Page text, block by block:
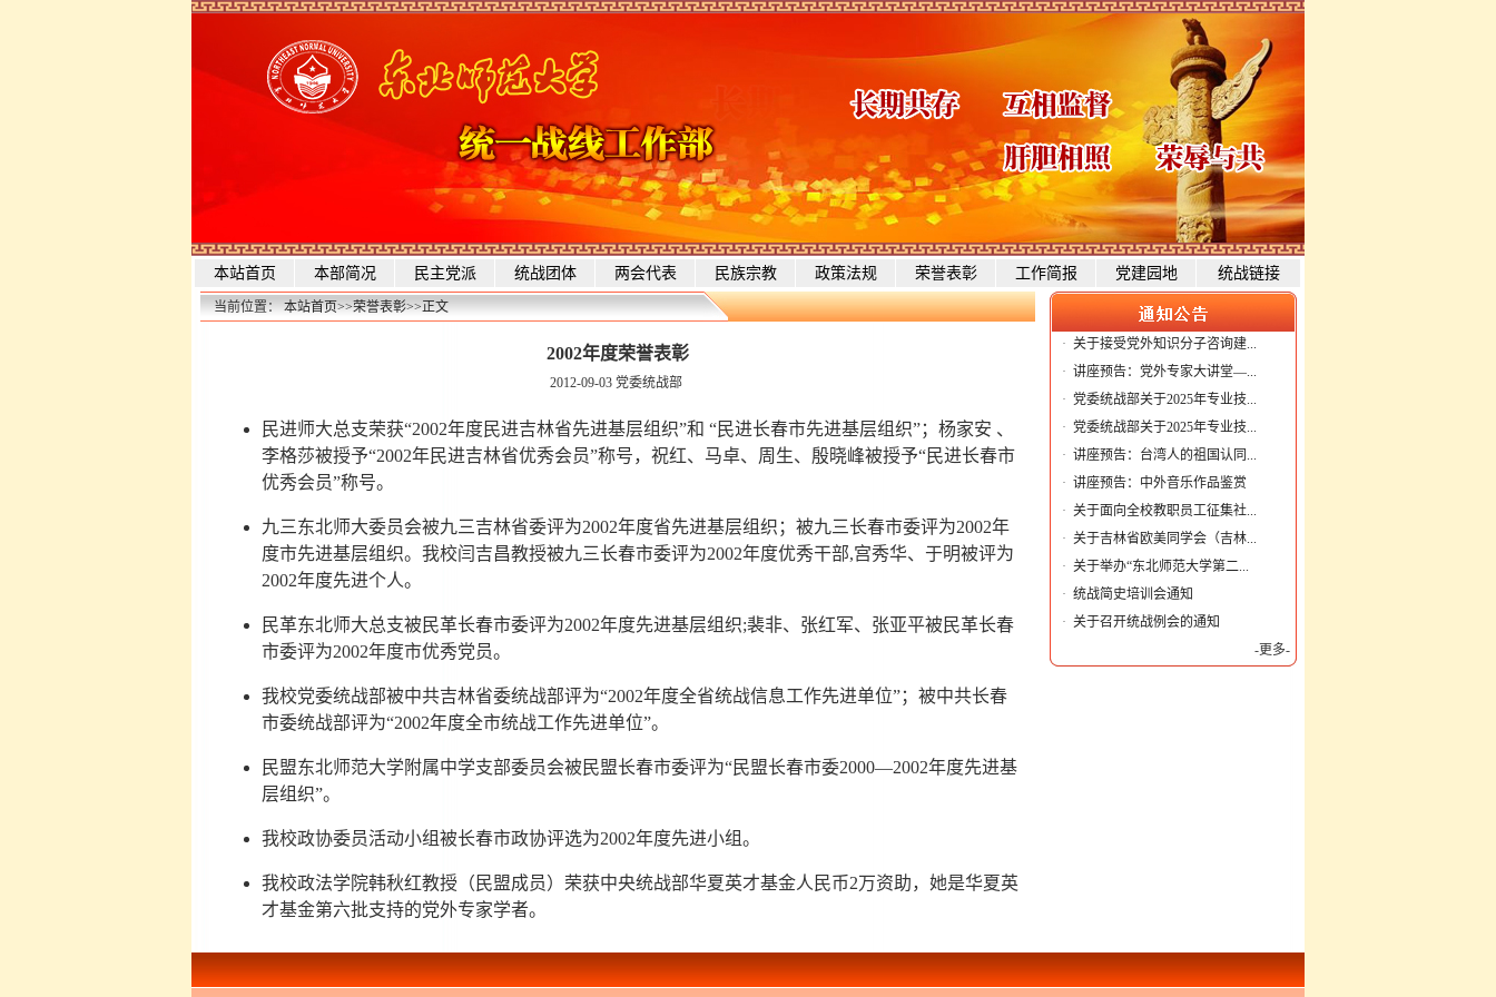
本站首页 本部简况 民主党派 统战团体 两会代表 民族宗教 政策法规 荣誉表彰 工作简报 党建园地 统战链接
当前位置：本站首页>>荣誉表彰>>正文
2002年度荣誉表彰
2012-09-03 党委统战部
民进师大总支荣获“2002年度民进吉林省先进基层组织”和 “民进长春市先进基层组织”；杨家安 、
李格莎被授予“2002年民进吉林省优秀会员”称号，祝红、马卓、周生、殷晓峰被授予“民进长春市
优秀会员”称号。
九三东北师大委员会被九三吉林省委评为2002年度省先进基层组织；被九三长春市委评为2002年
度市先进基层组织。我校闫吉昌教授被九三长春市委评为2002年度优秀干部,宫秀华、于明被评为
2002年度先进个人。
民革东北师大总支被民革长春市委评为2002年度先进基层组织;裴非、张红军、张亚平被民革长春
市委评为2002年度市优秀党员。
我校党委统战部被中共吉林省委统战部评为“2002年度全省统战信息工作先进单位”；被中共长春
市委统战部评为“2002年度全市统战工作先进单位”。
民盟东北师范大学附属中学支部委员会被民盟长春市委评为“民盟长春市委2000—2002年度先进基
层组织”。
我校政协委员活动小组被长春市政协评选为2002年度先进小组。
我校政法学院韩秋红教授（民盟成员）荣获中央统战部华夏英才基金人民币2万资助，她是华夏英
才基金第六批支持的党外专家学者。
· 关于接受党外知识分子咨询建...
· 讲座预告：党外专家大讲堂—...
· 党委统战部关于2025年专业技...
· 党委统战部关于2025年专业技...
· 讲座预告：台湾人的祖国认同...
· 讲座预告：中外音乐作品鉴赏
· 关于面向全校教职员工征集社...
· 关于吉林省欧美同学会（吉林...
· 关于举办“东北师范大学第二...
· 统战简史培训会通知
· 关于召开统战例会的通知
-更多-